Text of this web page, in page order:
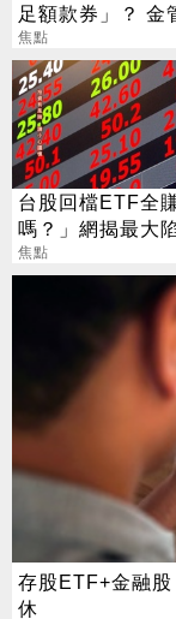
足額款券」？ 金
了
焦點
台股回檔ETF全
嗎？」網揭最大
節1類股
焦點
存股ETF+金融
休